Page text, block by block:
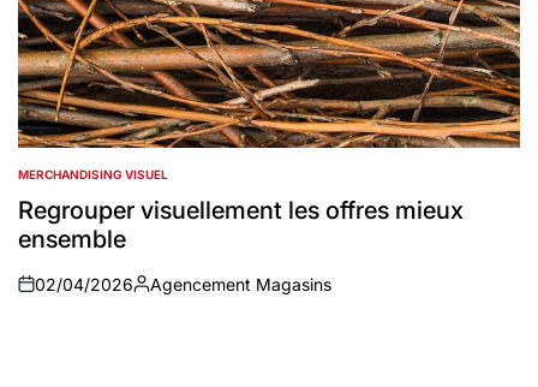
POSTED
IN
MERCHANDISING VISUEL
Regrouper visuellement les offres mieux
ensemble
on
02/04/2026
Auteur
Agencement Magasins